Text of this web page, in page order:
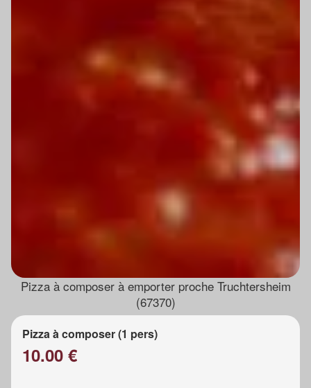
Pizza à composer à emporter proche Truchtersheim
(67370)
Pizza à composer (1 pers)
10.00 €